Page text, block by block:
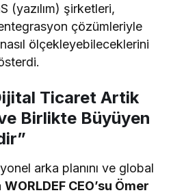
(yazılım) şirketleri,
çözümleriyle
ölçekleyebileceklerini
Ticaret Artik
ve Birlikte Büyüyen
arka planını ve global
WORLDEF CEO’su Ömer